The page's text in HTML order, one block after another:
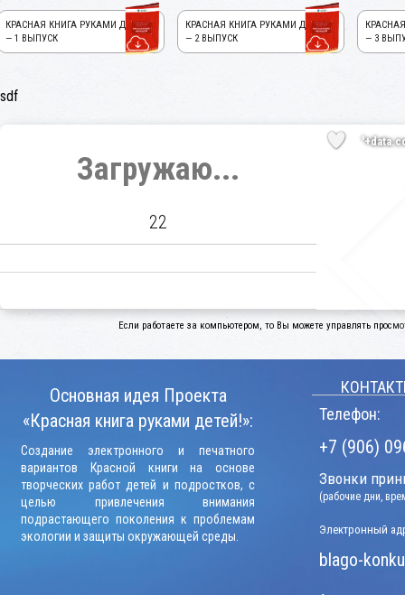
КРАСНАЯ КНИГА РУКАМИ ДЕТЕЙ!
— 1 ВЫПУСК
КРАСНАЯ КНИГА РУКАМИ ДЕТЕЙ!
— 2 ВЫПУСК
— 3
sdf
Загружаю...
22
Если работаете за компьютером, то Вы можете управлять
Основная идея Проекта
«Красная книга руками детей!»:
Создание электронного и печатного
вариантов Красной книги на основе
творческих работ детей и подростков, с
целью привлечения внимания
подрастающего поколения к проблемам
экологии и защиты окружающей среды.
Телефон:
+7 (906)
Звонки
(рабочие дни,
Электронный
blago-